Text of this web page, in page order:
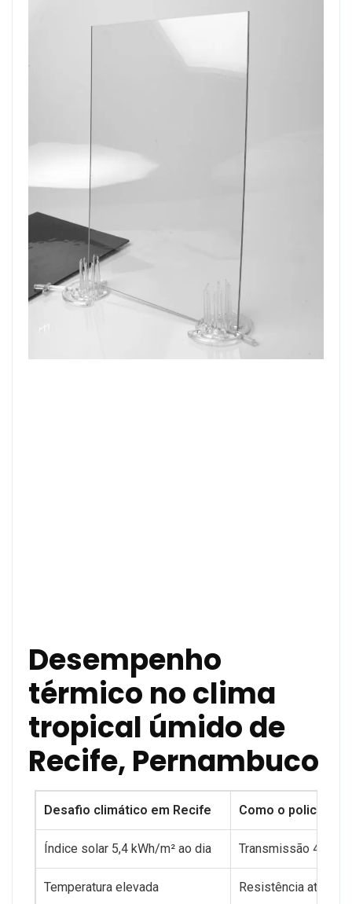
Desempenho
térmico no clima
tropical úmido de
Recife, Pernambuco
Desafio climático em Recife Como o
Índice solar 5,4 kWh/m² ao dia Transmissão 45%
Temperatura elevada Resistência até